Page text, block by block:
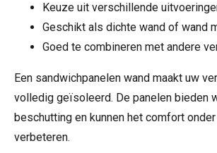
Keuze uit verschillende
Geschikt als dichte wand of wand
Goed te combineren met andere
Een sandwichpanelen wand maakt uw
volledig geïsoleerd. De panelen bieden
beschutting en kunnen het comfort
verbeteren.